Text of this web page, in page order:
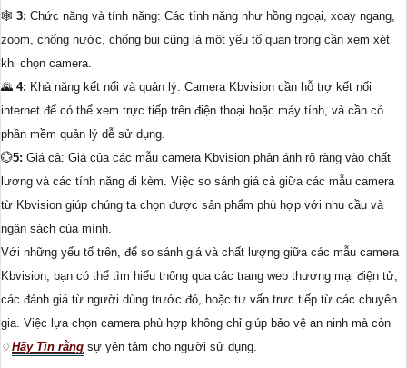
🕸️ 3: Chức năng và tính năng: Các tính năng như hồng ngoại, xoay ngang,
zoom, chống nước, chống bụi cũng là một yếu tố quan trọng cần xem xét
khi chọn camera.
🌄 4: Khả năng kết nối và quản lý: Camera Kbvision cần hỗ trợ kết nối
internet để có thể xem trực tiếp trên điện thoại hoặc máy tính, và cần có
phần mềm quản lý dễ sử dụng.
💮5: Giá cả: Giá của các mẫu camera Kbvision phản ánh rõ ràng vào chất
lượng và các tính năng đi kèm. Việc so sánh giá cả giữa các mẫu camera
từ Kbvision giúp chúng ta chọn được sản phẩm phù hợp với nhu cầu và
ngân sách của mình.
Với những yếu tố trên, để so sánh giá và chất lượng giữa các mẫu camera
Kbvision, bạn có thể tìm hiểu thông qua các trang web thương mại điện tử,
các đánh giá từ người dùng trước đó, hoặc tư vấn trực tiếp từ các chuyên
gia. Việc lựa chọn camera phù hợp không chỉ giúp bảo vệ an ninh mà còn
♢Hãy Tin rằng sự yên tâm cho người sử dụng.